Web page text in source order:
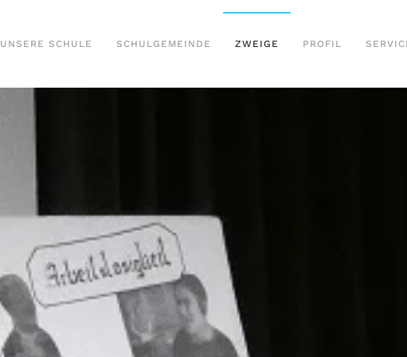
UNSERE SCHULE SCHULGEMEINDE ZWEIGE PROFIL